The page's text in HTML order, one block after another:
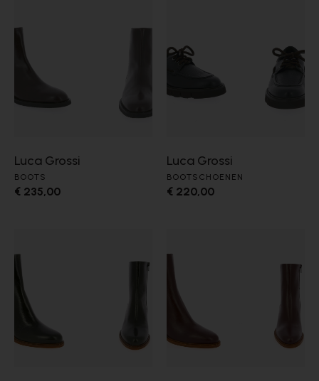
Luca Grossi
BOOTS
€ 235,00
Luca Grossi
BOOTSCHOENEN
€ 220,00